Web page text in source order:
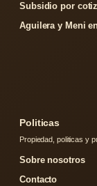
Subsidio por
Aguilera y Meni
Politicas
Propiedad, politicas y
Sobre nosotros
Contacto